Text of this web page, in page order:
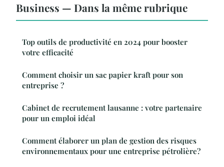
Business — Dans la même rubrique
Top outils de productivité en 2024 pour booster
votre efficacité
Comment choisir un sac papier kraft pour son
entreprise ?
Cabinet de recrutement lausanne : votre partenaire
pour un emploi idéal
Comment élaborer un plan de gestion des risques
environnementaux pour une entreprise pétrolière?